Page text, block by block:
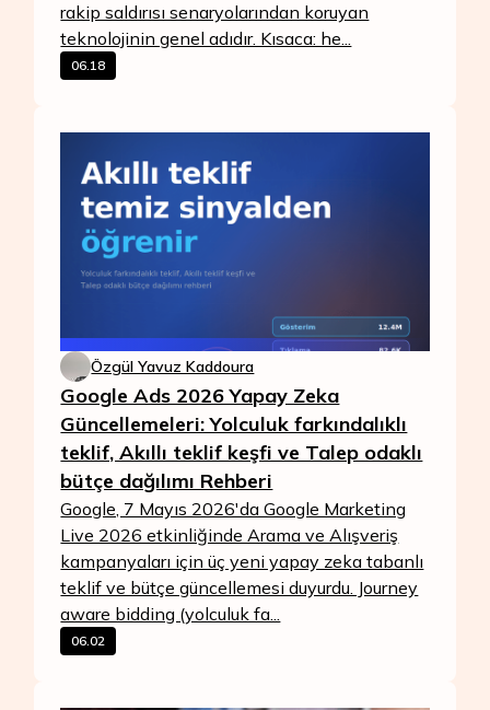
rakip saldırısı senaryolarından koruyan
teknolojinin genel adıdır. Kısaca: he...
06.18
Özgül Yavuz Kaddoura
Google Ads 2026 Yapay Zeka
Güncellemeleri: Yolculuk farkındalıklı
teklif, Akıllı teklif keşfi ve Talep odaklı
bütçe dağılımı Rehberi
Google, 7 Mayıs 2026'da Google Marketing
Live 2026 etkinliğinde Arama ve Alışveriş
kampanyaları için üç yeni yapay zeka tabanlı
teklif ve bütçe güncellemesi duyurdu. Journey
aware bidding (yolculuk fa...
06.02